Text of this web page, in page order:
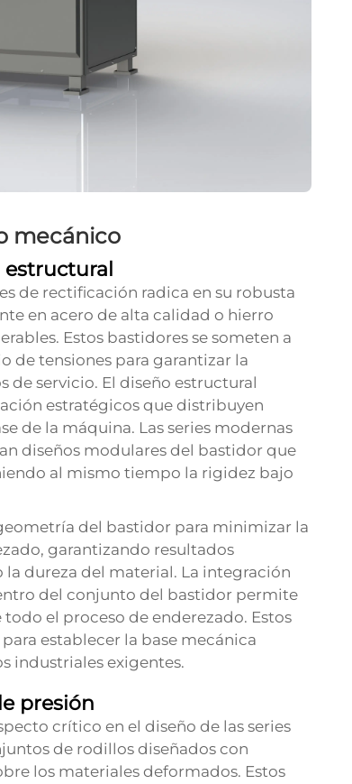
mecánico
de rectificación radica en su robusta
en acero de alta calidad o hierro
Estos bastidores se someten a
de tensiones para garantizar la
servicio. El diseño estructural
estratégicos que distribuyen
de la máquina. Las series modernas
diseños modulares del bastidor que
al mismo tiempo la rigidez bajo
del bastidor para minimizar la
garantizando resultados
dureza del material. La integración
del conjunto del bastidor permite
el proceso de enderezado. Estos
establecer la base mecánica
industriales exigentes.
presión
crítico en el diseño de las series
de rodillos diseñados con
los materiales deformados. Estos